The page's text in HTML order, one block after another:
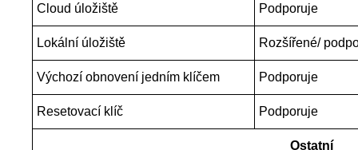
Cloud úložiště Podporuje
Lokální úložiště Rozšířené/
Výchozí obnovení jedním klíčem Podporuje
Resetovací klíč Podporuje
Ostatní